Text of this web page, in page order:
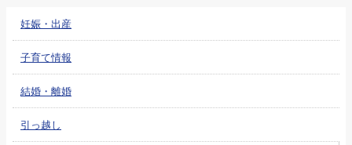
妊娠・出産
子育て情報
結婚・離婚
引っ越し